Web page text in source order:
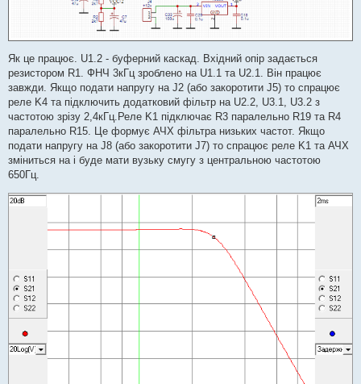
Як це працює. U1.2 - буферний каскад. Вхідний опір задається
резистором R1. ФНЧ 3кГц зроблено на U1.1 та U2.1. Він працює
завжди. Якщо подати напругу на J2 (або закоротити J5) то спрацює
реле K4 та підключить додатковий фільтр на U2.2, U3.1, U3.2 з
частотою зрізу 2,4кГц.Реле K1 підключає R3 паралельно R19 та R4
паралельно R15. Це формує АЧХ фільтра низьких частот. Якщо
подати напругу на J8 (або закоротити J7) то спрацює реле K1 та АЧХ
зміниться на і буде мати вузьку смугу з центральною частотою
650Гц.